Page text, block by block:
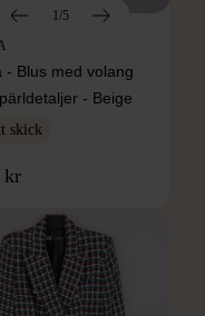
1/5
- Blus med volang
- Beige
skick
kr